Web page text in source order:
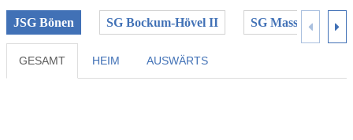
JSG Bönen SG Bockum-Hövel II SG Massen II
GESAMT HEIM AUSWÄRTS